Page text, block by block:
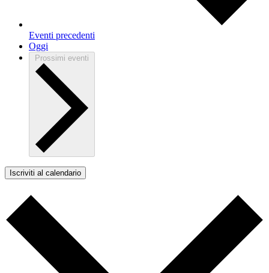
Eventi precedenti
Oggi
Prossimi eventi
Iscriviti al calendario